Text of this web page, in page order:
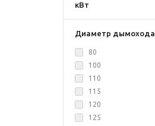
кВт
Диаметр дымохода
80
100
110
115
120
125